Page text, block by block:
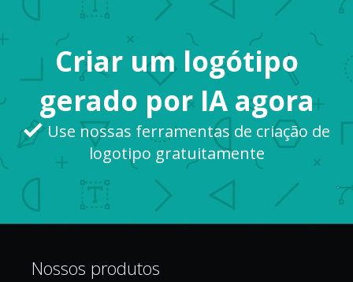
qualquer coisa que precisamos aqui também.
Obrigado ao logoti...
Criar um logótipo
gerado por IA agora
Use nossas ferramentas de criação de
logotipo gratuitamente
Nossos produtos